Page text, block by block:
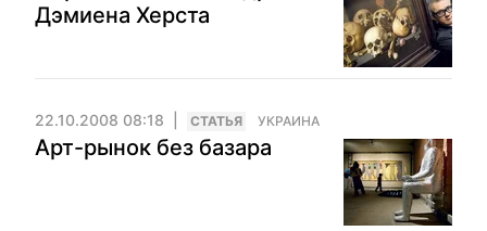
Дэмиена Херста
22.10.2008 08:18 CТАТЬЯ УКРАИНА
Арт-рынок без базара